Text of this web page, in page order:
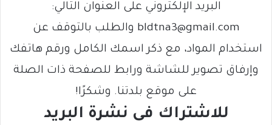
البريد الإلكتروني على العنوان التالي:
bldtna3@gmail.com والطلب بالتوقف عن
استخدام المواد، مع ذكر اسمك الكامل ورقم هاتفك
وإرفاق تصوير للشاشة ورابط للصفحة ذات الصلة
على موقع بلدتنا. وشكرًا!
للاشتراك فى نشرة البريد